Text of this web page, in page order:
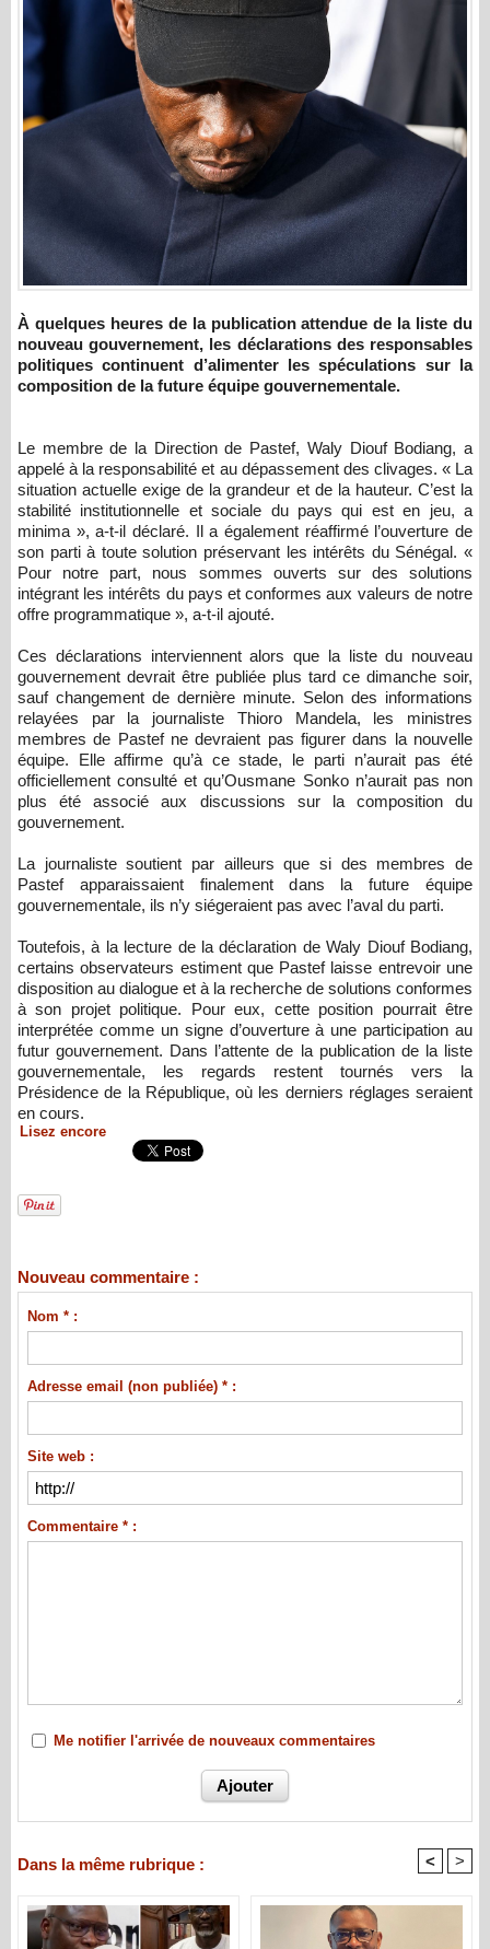
À quelques heures de la publication attendue de la liste du
nouveau gouvernement, les déclarations des responsables
politiques continuent d’alimenter les spéculations sur la
composition de la future équipe gouvernementale.
Le membre de la Direction de Pastef, Waly Diouf Bodiang, a
appelé à la responsabilité et au dépassement des clivages. « La
situation actuelle exige de la grandeur et de la hauteur. C’est la
stabilité institutionnelle et sociale du pays qui est en jeu, a
minima », a-t-il déclaré. Il a également réaffirmé l’ouverture de
son parti à toute solution préservant les intérêts du Sénégal. «
Pour notre part, nous sommes ouverts sur des solutions
intégrant les intérêts du pays et conformes aux valeurs de notre
offre programmatique », a-t-il ajouté.
Ces déclarations interviennent alors que la liste du nouveau
gouvernement devrait être publiée plus tard ce dimanche soir,
sauf changement de dernière minute. Selon des informations
relayées par la journaliste Thioro Mandela, les ministres
membres de Pastef ne devraient pas figurer dans la nouvelle
équipe. Elle affirme qu’à ce stade, le parti n’aurait pas été
officiellement consulté et qu’Ousmane Sonko n’aurait pas non
plus été associé aux discussions sur la composition du
gouvernement.
La journaliste soutient par ailleurs que si des membres de
Pastef apparaissaient finalement dans la future équipe
gouvernementale, ils n’y siégeraient pas avec l’aval du parti.
Toutefois, à la lecture de la déclaration de Waly Diouf Bodiang,
certains observateurs estiment que Pastef laisse entrevoir une
disposition au dialogue et à la recherche de solutions conformes
à son projet politique. Pour eux, cette position pourrait être
interprétée comme un signe d’ouverture à une participation au
futur gouvernement. Dans l’attente de la publication de la liste
gouvernementale, les regards restent tournés vers la
Présidence de la République, où les derniers réglages seraient
en cours.
Lisez encore
Nouveau commentaire :
Nom * :
Adresse email (non publiée) * :
Site web :
Commentaire * :
Me notifier l'arrivée de nouveaux commentaires
Dans la même rubrique : < >